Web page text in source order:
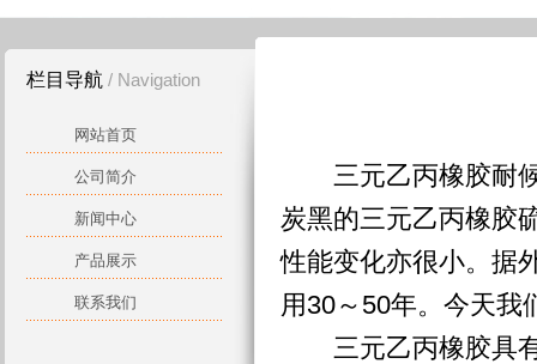
栏目导航 / Navigation
网站首页
公司简介
新闻中心
产品展示
联系我们
三元乙丙橡胶耐候
炭黑的三元乙丙橡胶
性能变化亦很小。据
用30～50年。今天我
三元乙丙橡胶具有